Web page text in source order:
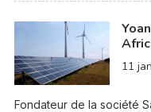
11
Fondateur de la société